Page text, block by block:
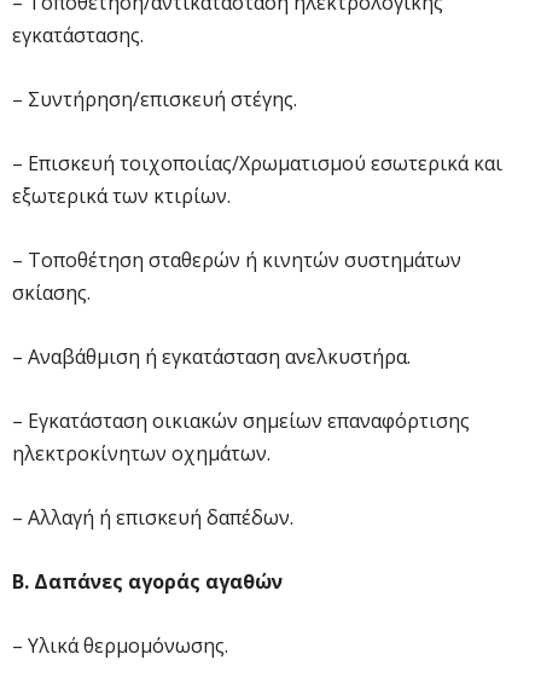
εγκατάστασης.
– Συντήρηση/επισκευή στέγης.
– Επισκευή τοιχοποιίας/Χρωματισμού εσωτερικά και
εξωτερικά των κτιρίων.
– Τοποθέτηση σταθερών ή κινητών συστημάτων
σκίασης.
– Αναβάθμιση ή εγκατάσταση ανελκυστήρα.
– Εγκατάσταση οικιακών σημείων επαναφόρτισης
ηλεκτροκίνητων οχημάτων.
– Αλλαγή ή επισκευή δαπέδων.
Β. Δαπάνες αγοράς αγαθών
– Υλικά θερμομόνωσης.